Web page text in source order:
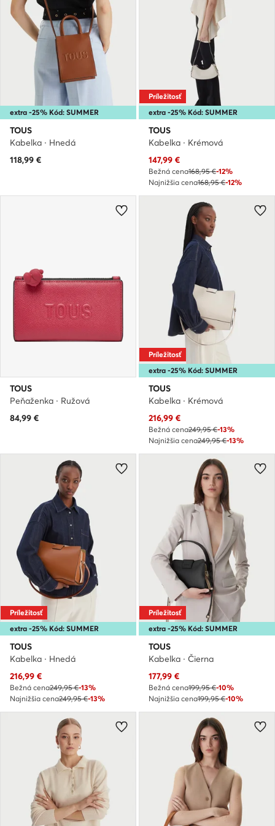
extra -25% Kód: SUMMER
TOUS
Kabelka · Hnedá
118,99 €
extra -25% Kód: SUMMER
Príležitosť
TOUS
Kabelka · Krémová
Aktuálna cena
147,99 €
Bežná cena168,95 €-12%
Najnižšia cena168,95 €-12%
TOUS
Peňaženka · Ružová
84,99 €
extra -25% Kód: SUMMER
Príležitosť
TOUS
Kabelka · Krémová
Aktuálna cena
216,99 €
Bežná cena249,95 €-13%
Najnižšia cena249,95 €-13%
extra -25% Kód: SUMMER
Príležitosť
TOUS
Kabelka · Hnedá
Aktuálna cena
216,99 €
Bežná cena249,95 €-13%
Najnižšia cena249,95 €-13%
extra -25% Kód: SUMMER
Príležitosť
TOUS
Kabelka · Čierna
Aktuálna cena
177,99 €
Bežná cena199,95 €-10%
Najnižšia cena199,95 €-10%